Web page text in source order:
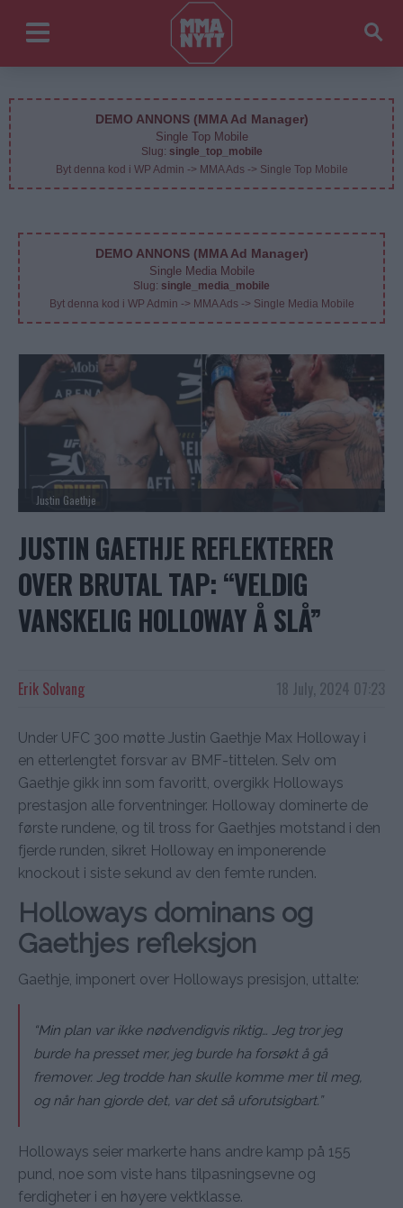
DEMO ANNONS (MMA Ad Manager)
Single Top Mobile
Slug: single_top_mobile
Byt denna kod i WP Admin -> MMA Ads -> Single Top Mobile
DEMO ANNONS (MMA Ad Manager)
Single Media Mobile
Slug: single_media_mobile
Byt denna kod i WP Admin -> MMA Ads -> Single Media Mobile
Justin Gaethje
JUSTIN GAETHJE REFLEKTERER
OVER BRUTAL TAP: “VELDIG
VANSKELIG HOLLOWAY Å SLÅ”
18 July, 2024 07:23
Erik Solvang
Under UFC 300 møtte Justin Gaethje Max Holloway i
en etterlengtet forsvar av BMF-tittelen. Selv om
Gaethje gikk inn som favoritt, overgikk Holloways
prestasjon alle forventninger. Holloway dominerte de
første rundene, og til tross for Gaethjes motstand i den
fjerde runden, sikret Holloway en imponerende
knockout i siste sekund av den femte runden.
Holloways dominans og
Gaethjes refleksjon
Gaethje, imponert over Holloways presisjon, uttalte:
“Min plan var ikke nødvendigvis riktig… Jeg tror jeg
burde ha presset mer, jeg burde ha forsøkt å gå
fremover. Jeg trodde han skulle komme mer til meg,
og når han gjorde det, var det så uforutsigbart.”
Holloways seier markerte hans andre kamp på 155
pund, noe som viste hans tilpasningsevne og
ferdigheter i en høyere vektklasse.